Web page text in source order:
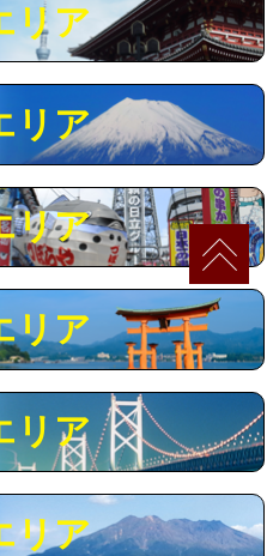
55,000円
66,000円
） 27,500円
） 38,500円
27,500円
16,500円
です。
リア
リア
リア
リア
リア
リア